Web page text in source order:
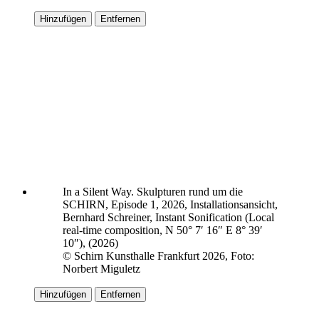
Hinzufügen Entfernen
In a Silent Way. Skulpturen rund um die
SCHIRN, Episode 1, 2026, Installationsansicht,
Bernhard Schreiner, Instant Sonification (Local
real-time composition, N 50° 7′ 16″ E 8° 39′
10″), (2026)
© Schirn Kunsthalle Frankfurt 2026, Foto:
Norbert Miguletz
Hinzufügen Entfernen